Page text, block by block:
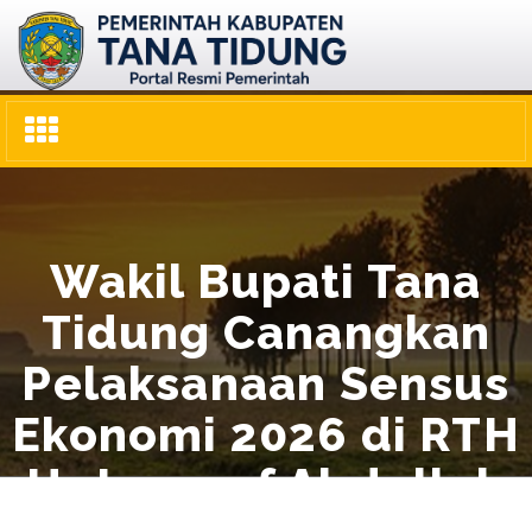
Toggle
navigation
Wakil Bupati Tana
Tidung Canangkan
Pelaksanaan Sensus
Ekonomi 2026 di RTH
H. Joesoef Abdullah